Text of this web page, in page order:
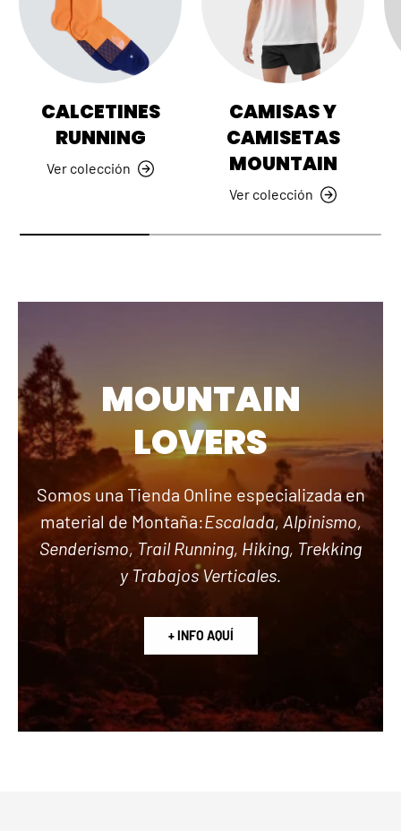
CALCETINES
RUNNING
Ver colección
CAMISAS Y
CAMISETAS
MOUNTAIN
Ver colección
MOUNTAIN
LOVERS
Somos una Tienda Online especializada en
material de Montaña:Escalada, Alpinismo,
Senderismo, Trail Running, Hiking, Trekking
y Trabajos Verticales.
+ INFO AQUÍ